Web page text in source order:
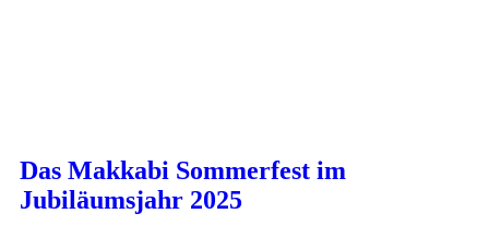
Das Makkabi Sommerfest im
Jubiläumsjahr 2025